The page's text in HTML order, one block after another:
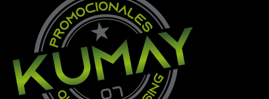
en
la
página
de
producto